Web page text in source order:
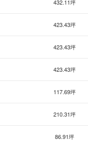
432.11坪
423.43坪
423.43坪
423.43坪
117.69坪
210.31坪
86.91坪